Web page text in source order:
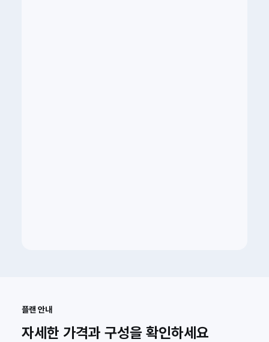
플랜 안내
자세한 가격과 구성을 확인하세요